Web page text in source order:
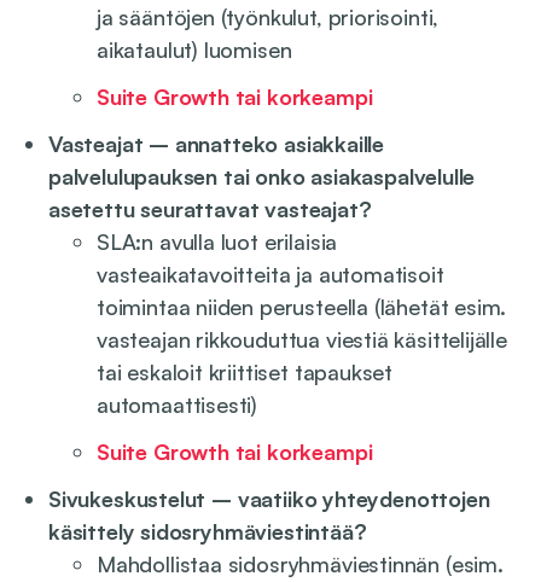
ja sääntöjen (työnkulut, priorisointi,
aikataulut) luomisen
Suite Growth tai korkeampi
Vasteajat – annatteko asiakkaille
palvelulupauksen tai onko asiakaspalvelulle
asetettu seurattavat vasteajat?
SLA:n avulla luot erilaisia
vasteaikatavoitteita ja automatisoit
toimintaa niiden perusteella (lähetät esim.
vasteajan rikkouduttua viestiä käsittelijälle
tai eskaloit kriittiset tapaukset
automaattisesti)
Suite Growth tai korkeampi
Sivukeskustelut – vaatiiko yhteydenottojen
käsittely sidosryhmäviestintää?
Mahdollistaa sidosryhmäviestinnän (esim.